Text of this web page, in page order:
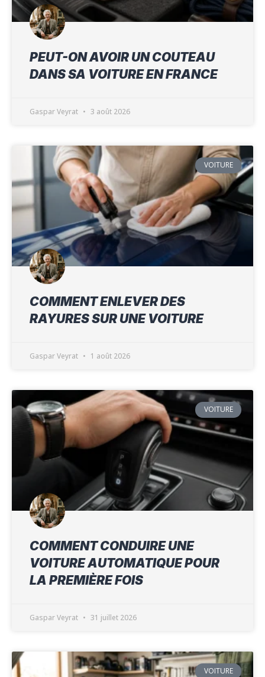
PEUT-ON AVOIR UN COUTEAU
DANS SA VOITURE EN FRANCE
Gaspar Veyrat 3 août 2026
VOITURE
COMMENT ENLEVER DES
RAYURES SUR UNE VOITURE
Gaspar Veyrat 1 août 2026
VOITURE
COMMENT CONDUIRE UNE
VOITURE AUTOMATIQUE POUR
LA PREMIÈRE FOIS
Gaspar Veyrat 31 juillet 2026
VOITURE